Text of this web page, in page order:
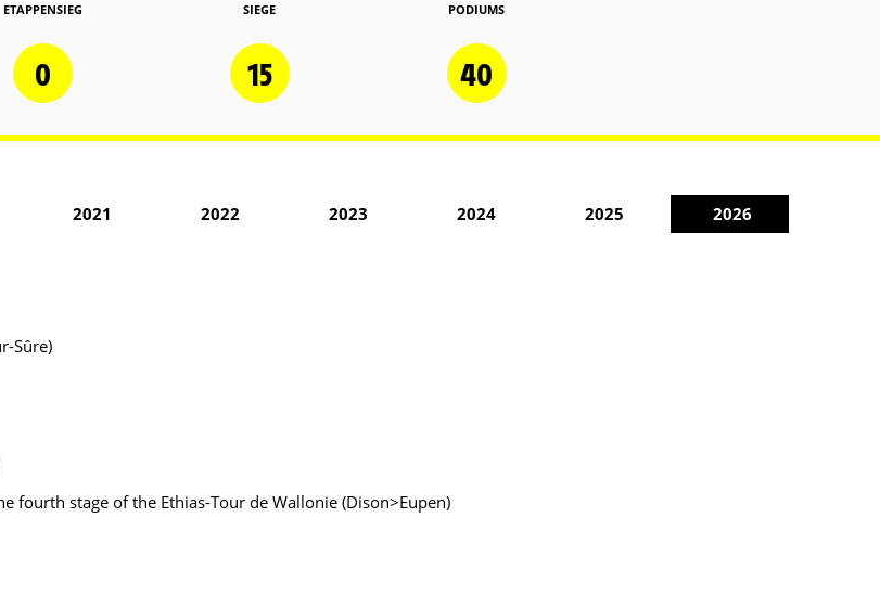
ETAPPENSIEG
0
SIEGE
15
PODIUMS
40
2021 2022 2023 2024 2025 2026
Sûre)
fourth stage of the Ethias-Tour de Wallonie (Dison>Eupen)